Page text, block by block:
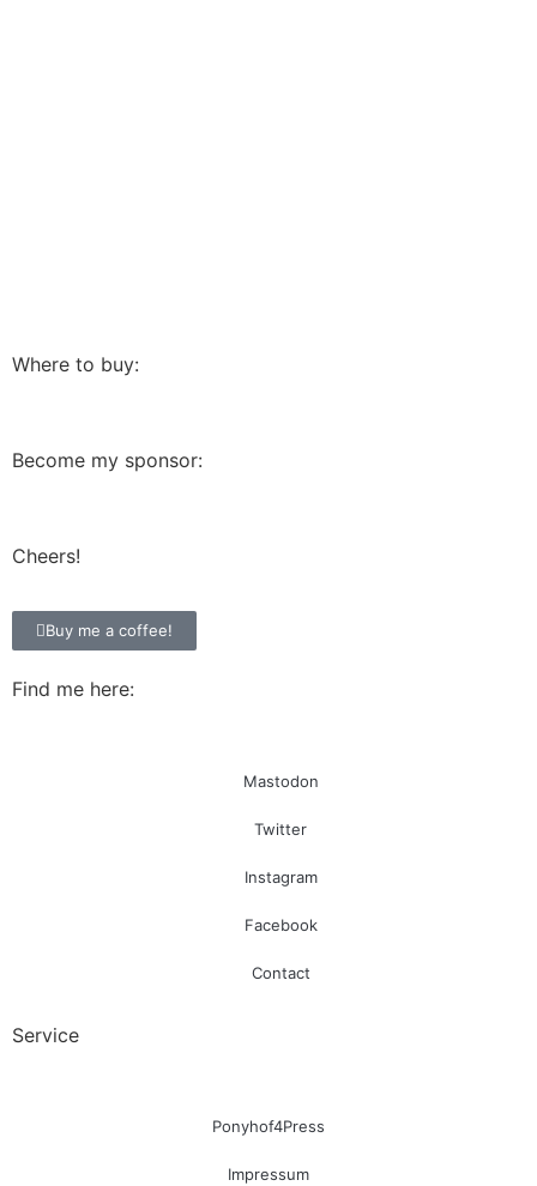
Where to buy:
Become my sponsor:
Cheers!
Buy me a coffee!
Find me here:
Mastodon
Twitter
Instagram
Facebook
Contact
Service
Ponyhof4Press
Impressum